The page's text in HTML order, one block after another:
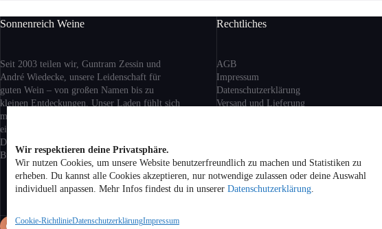
Wir respektieren deine Privatsphäre.
Wir nutzen Cookies, um unsere Website benutzerfreundlich zu machen und Statistiken zu
erheben. Du kannst alle Cookies akzeptieren, nur notwendige zulassen oder deine Auswahl
individuell anpassen. Mehr Infos findest du in unserer Datenschutzerklärung.
Cookie-RichtlinieDatenschutzerklärungImpressum
Sonnenreich Weine
Seit 2003 teilen wir, Guntram Zessin und
André Wiedecke, unsere Leidenschaft für
guten Wein – von großen Namen bis zu
kleinen Entdeckungen. Unser Laden fühlt sich
mehr nach Wohnzimmer als nach Geschäft an:
ein Ort zum Ankommen, Probieren und
Dableiben. Ob aus Berlin, Bordeaux oder
Buenos Aires – bei uns bist du willkommen.
Rechtliches
AGB
Impressum
Datenschutzerklärung
Versand und Lieferung
Alle Preise inkl. gesetzlicher MwSt. und
zzgl. Versandkosten bei Lieferungen nach
Hause. Kein Verkauf von Alkohol an